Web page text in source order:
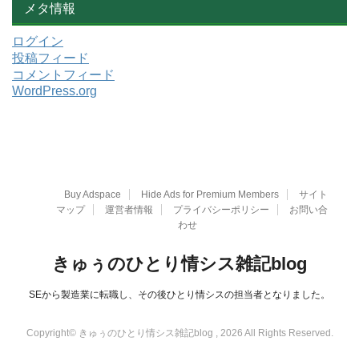
メタ情報
ログイン
投稿フィード
コメントフィード
WordPress.org
Buy Adspace Hide Ads for Premium Members
サイト
マップ
運営者情報 プライバシーポリシー
お問い合
わせ
きゅぅのひとり情シス雑記blog
SEから製造業に転職し、その後ひとり情シスの担当者となりました。
Copyright© きゅぅのひとり情シス雑記blog , 2026 All Rights Reserved.